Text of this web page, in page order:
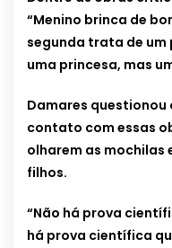
“Menino brinca de
segunda trata de um
uma princesa, mas
Damares
contato com essas
olharem as mochilas
filhos.
“Não há prova
há prova científica